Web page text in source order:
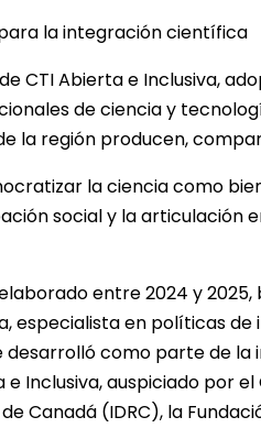
la integración científica
CTI Abierta e Inclusiva,
de ciencia y
la región producen,
la ciencia como
social y la articulación
entre 2024 y
especialista en políticas
como parte de la
e Inclusiva, auspiciado por
Canadá (IDRC), la